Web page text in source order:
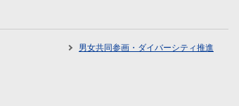
男女共同参画・ダイバーシティ推進